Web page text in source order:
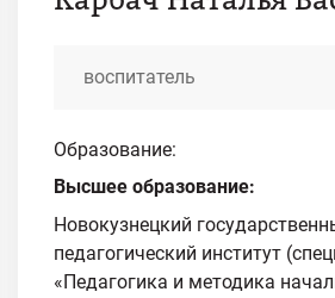
воспитатель
Образование:
Высшее образование:
Новокузнецкий
педагогический институт
«Педагогика и методика